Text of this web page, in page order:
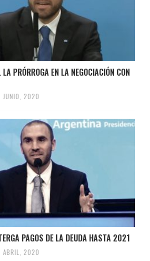
PRÓRROGA EN LA NEGOCIACIÓN CON
JUNIO, 2020
PAGOS DE LA DEUDA HASTA 2021
ABRIL, 2020